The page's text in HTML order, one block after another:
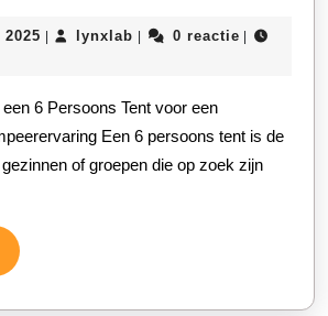
met
Ruime
6
Persoons
30
| lynxlab lynxlab
| 0 reactie |
Een 6 persoons tent is de
of groepen die op zoek zijn